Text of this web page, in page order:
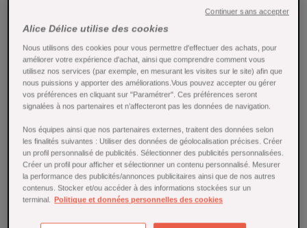
Travel mug isotherme pastel rose - 350 ml -
Qwetch
Référence : 26805
Le travel mug en inox noir de Qwetch est une solution
lors de vos déplacements. D'une capacité de 470 ml, il
conserve la température de votre boisson pendant plusieurs
heures grâce à sa double paroi en acier inoxydable.
En savoir plus
En rupture de stock
Alice Délice utilise des cookies
Nous utilisons des cookies pour vous permettre d'effectuer des achats, pour
améliorer votre expérience d'achat, ainsi que comprendre comment vous
utilisez nos services (par exemple, en mesurant les visites sur le site) afin que
nous puissions y apporter des améliorations.Vous pouvez accepter ou gérer
vos préférences en cliquant sur "Paramétrer". Ces préférences seront
signalées à nos partenaires et n’affecteront pas les données de navigation.
Nos équipes ainsi que nos partenaires externes, traitent des données selon
les finalités suivantes : Utiliser des données de géolocalisation précises. Créer
un profil personnalisé de publicités. Sélectionner des publicités personnalisées.
Créer un profil pour afficher et sélectionner un contenu personnalisé. Mesurer
la performance des publicités/annonces publicitaires ainsi que de nos autres
contenus. Stocker et/ou accéder à des informations stockées sur un
terminal.
Politique et données personnelles des cookies
Continuer sans accepter